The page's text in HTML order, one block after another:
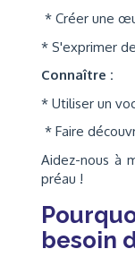
* Créer une
* S'exprimer
Connaître :
* Utiliser un
* Faire
Aidez-nous à
préau !
besoin